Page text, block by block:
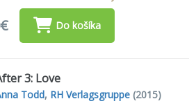
Do košíka
3: Love
Todd, RH Verlagsgruppe (2015)